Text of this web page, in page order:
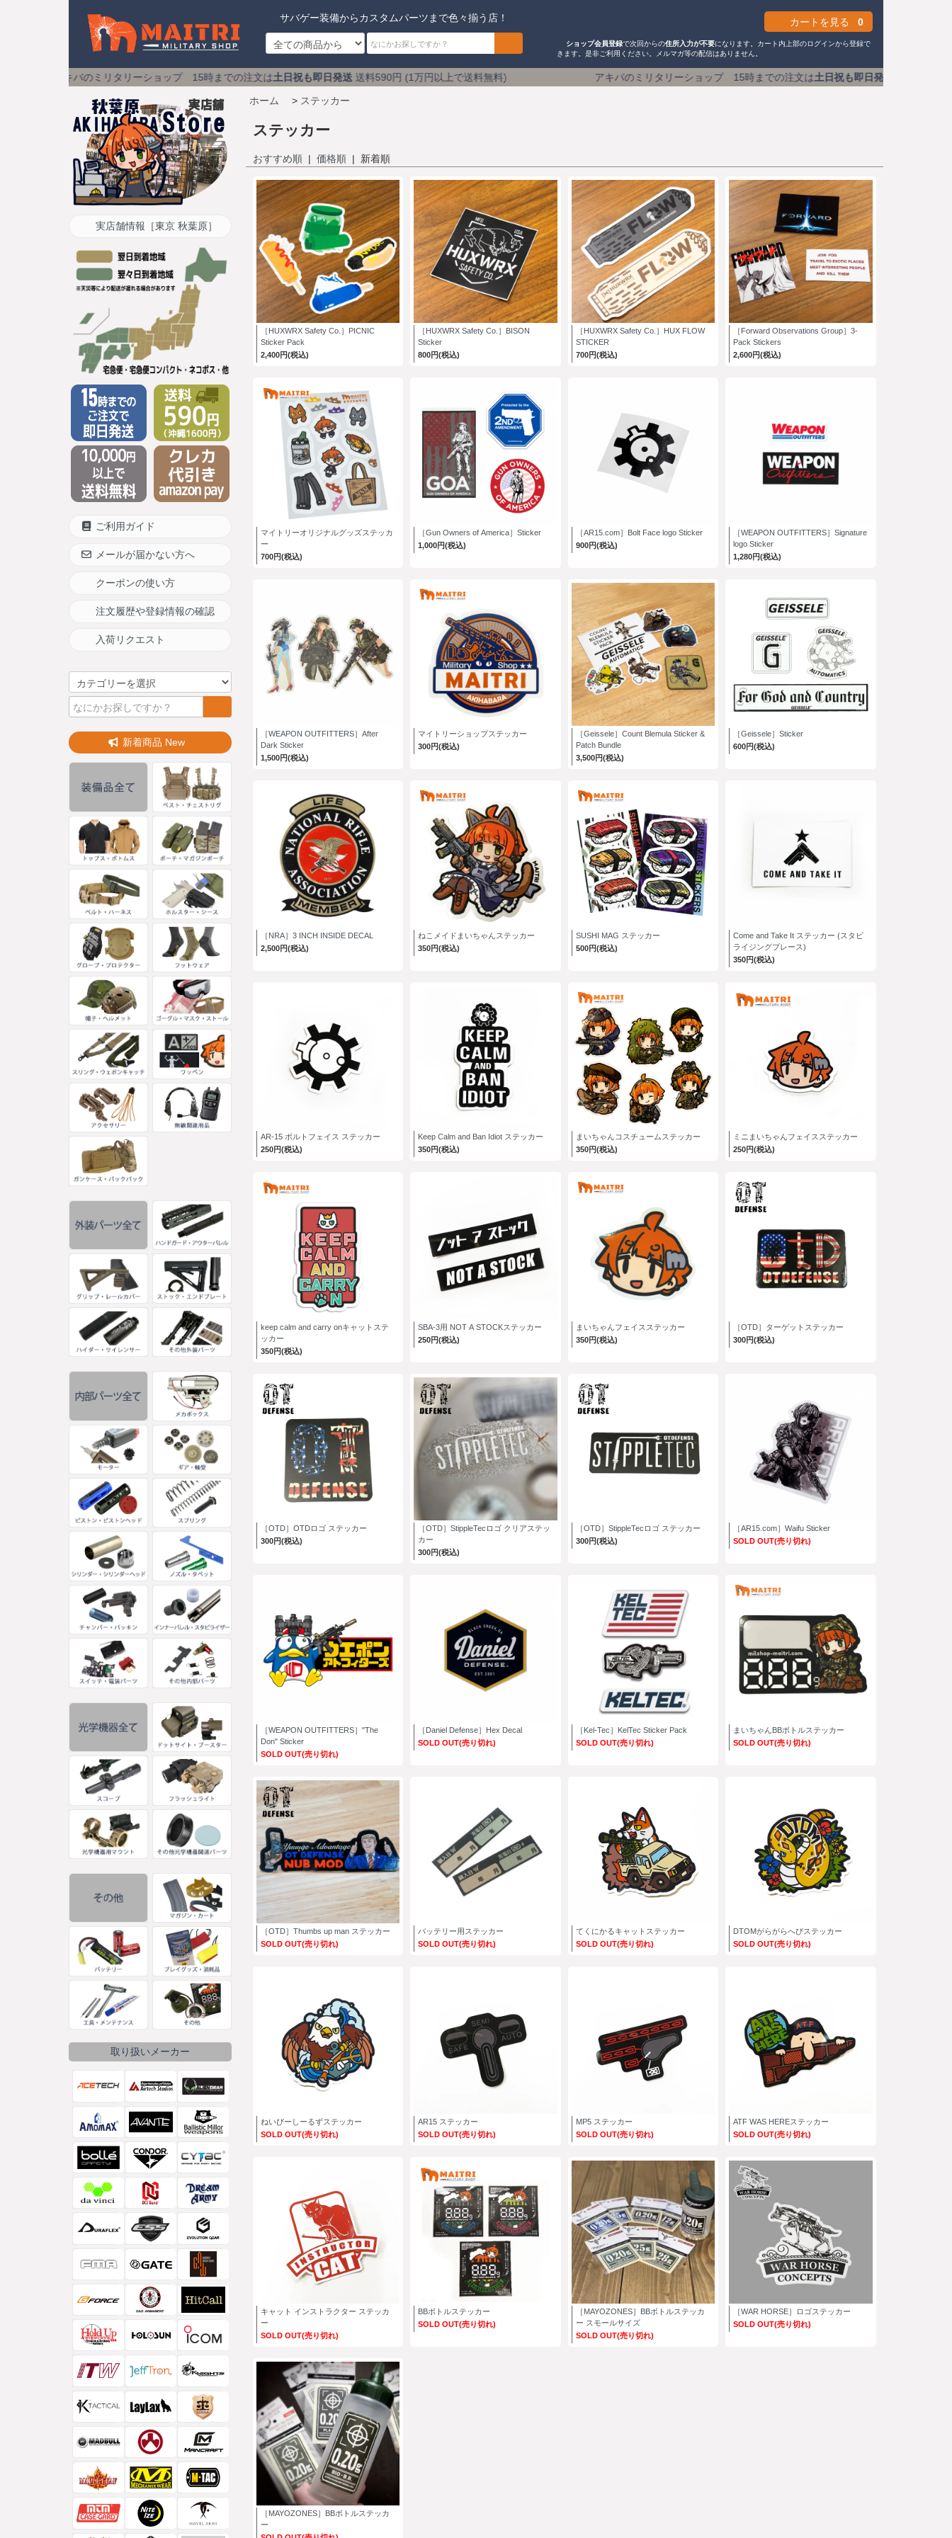
サバゲー装備からカスタムパーツまで色々揃う店！ カートを見る 0
ショップ会員登録で次回からの住所入力が不要になります。カート内上部のログインから登録で
きます。是非ご利用ください。メルマガ等の配信はありません。
ーショップ 15時までの注文は土日祝も即日発送送料590円 (1万円以上で送料無料) アキバのミリタリーショップ 15時までの注文は土日祝も即日発送送料590円 (1万円以上で送
ホーム > ステッカー
ステッカー
おすすめ順 | 価格順 | 新着順
［HUXWRX Safety Co.］PICNIC
Sticker Pack
2,400円(税込)
［HUXWRX Safety Co.］BISON
Sticker
800円(税込)
［HUXWRX Safety Co.］HUX FLOW
STICKER
700円(税込)
［Forward Observations Group］3-
Pack Stickers
2,600円(税込)
マイトリーオリジナルグッズステッカ
ー
700円(税込)
［Gun Owners of America］Sticker
1,000円(税込)
［AR15.com］Bolt Face logo Sticker
900円(税込)
［WEAPON OUTFITTERS］Signature
logo Sticker
1,280円(税込)
［WEAPON OUTFITTERS］After
Dark Sticker
1,500円(税込)
マイトリーショップステッカー
300円(税込)
［Geissele］Count Blemula Sticker &
Patch Bundle
3,500円(税込)
［Geissele］Sticker
600円(税込)
［NRA］3 INCH INSIDE DECAL
2,500円(税込)
ねこメイドまいちゃんステッカー
350円(税込)
SUSHI MAG ステッカー
500円(税込)
Come and Take It ステッカー (スタビ
ライジングブレース)
350円(税込)
AR-15 ボルトフェイス ステッカー
250円(税込)
Keep Calm and Ban Idiot ステッカー
350円(税込)
まいちゃんコスチュームステッカー
350円(税込)
ミニまいちゃんフェイスステッカー
250円(税込)
keep calm and carry onキャットステ
ッカー
350円(税込)
SBA-3用 NOT A STOCKステッカー
250円(税込)
まいちゃんフェイスステッカー
350円(税込)
［OTD］ターゲットステッカー
300円(税込)
［OTD］OTDロゴ ステッカー
300円(税込)
［OTD］StippleTecロゴ クリアステッ
カー
300円(税込)
［OTD］StippleTecロゴ ステッカー
300円(税込)
［AR15.com］Waifu Sticker
SOLD OUT(売り切れ)
［WEAPON OUTFITTERS］"The
Don" Sticker
SOLD OUT(売り切れ)
［Daniel Defense］Hex Decal
SOLD OUT(売り切れ)
［Kel-Tec］KelTec Sticker Pack
SOLD OUT(売り切れ)
まいちゃんBBボトルステッカー
SOLD OUT(売り切れ)
［OTD］Thumbs up man ステッカー
SOLD OUT(売り切れ)
バッテリー用ステッカー
SOLD OUT(売り切れ)
てくにかるキャットステッカー
SOLD OUT(売り切れ)
DTOMがらがらへびステッカー
SOLD OUT(売り切れ)
ねいびーしーるずステッカー
SOLD OUT(売り切れ)
AR15 ステッカー
SOLD OUT(売り切れ)
MP5 ステッカー
SOLD OUT(売り切れ)
ATF WAS HEREステッカー
SOLD OUT(売り切れ)
キャット インストラクター ステッカ
ー
SOLD OUT(売り切れ)
BBボトルステッカー
SOLD OUT(売り切れ)
［MAYOZONES］BBボトルステッカ
ー スモールサイズ
SOLD OUT(売り切れ)
［WAR HORSE］ロゴステッカー
SOLD OUT(売り切れ)
［MAYOZONES］BBボトルステッカ
ー
実店舗情報［東京 秋葉原］
ご利用ガイド
メールが届かない方へ
クーポンの使い方
注文履歴や登録情報の確認
入荷リクエスト
新着商品 New
取り扱いメーカー